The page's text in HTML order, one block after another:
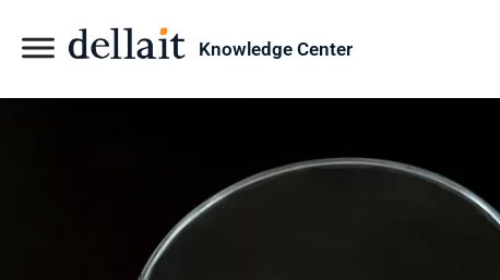
Knowledge Center